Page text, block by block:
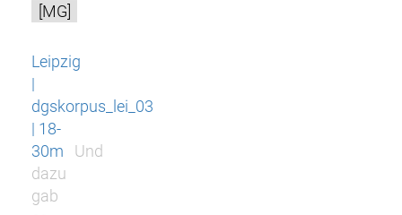
[MG]
Leipzig
|
dgskorpus_lei_03
| 18-
30m
Und
dazu
gab